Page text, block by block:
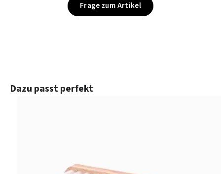
Frage zum Artikel
Produktgalerie überspringen
Dazu passt perfekt